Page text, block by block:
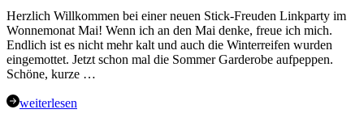
August
2017
Herzlich Willkommen bei einer neuen Stick-Freuden Linkparty im
Wonnemonat Mai! Wenn ich an den Mai denke, freue ich mich.
Endlich ist es nicht mehr kalt und auch die Winterreifen wurden
eingemottet. Jetzt schon mal die Sommer Garderobe aufpeppen.
Schöne, kurze …
weiterlesen